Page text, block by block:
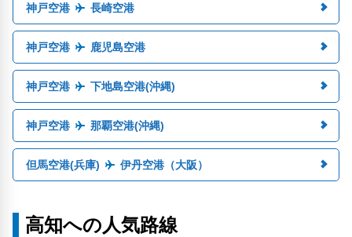
神戸空港 長崎空港
神戸空港 鹿児島空港
神戸空港 下地島空港(沖縄)
神戸空港 那覇空港(沖縄)
但馬空港(兵庫) 伊丹空港（大阪）
高知への人気路線